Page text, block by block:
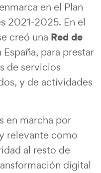
en el Plan
2021-2025. En el
creó una Red de
España, para prestar
de servicios
y de actividades
en marcha por
relevante como
al resto de
digital